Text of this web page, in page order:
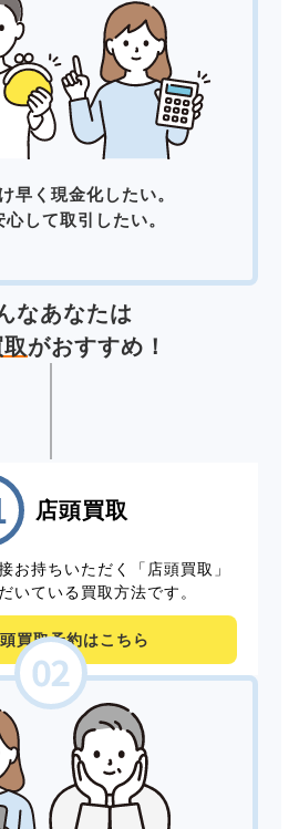
早く現金化したい。
して取引したい。
なあなたは
がおすすめ！
店頭買取
お持ちいただく「店頭買取」
いている買取方法です。
買取予約はこちら